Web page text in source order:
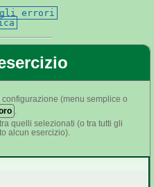
errori
(menu semplice o
quelli selezionati (o tra tutti gli
alcun esercizio).